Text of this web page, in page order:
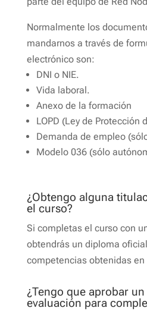
Normalmente los
mandarnos a través de
electrónico son:
DNI o NIE.
Vida laboral.
Anexo de la formación
LOPD (Ley de Protección
Demanda de empleo
Modelo 036 (sólo
¿Obtengo alguna
el curso?
Si completas el curso con
obtendrás un diploma
competencias obtenidas
¿Tengo que aprobar
evaluación para